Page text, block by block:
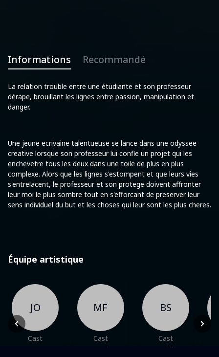
Informations Recommandé
La relation trouble entre une étudiante et son professeur
dérape, brouillant les lignes entre passion, manipulation et
danger.
Une jeune ecrivaine talentueuse se lance dans une odyssee
creative lorsque son professeur lui confie un projet qui les
enchevetre tous les deux dans une toile de plus en plus
complexe. Alors que les lignes s'estompent et que leurs vies
s'entrelacent, le professeur et son protege doivent affronter
leur moi le plus sombre tout en s'efforcant de preserver leur
sens individuel du but et les choses qui leur sont les plus cheres.
Équipe artistique
JO
Cast
MF
Cast
Martin
BS
Cast
Bashir